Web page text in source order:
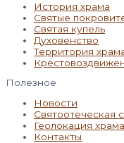
История храма
Святые
Святая купель
Духовенство
Территория
Полезное
Новости
Святоотеческая
Геолокация храма
Контакты